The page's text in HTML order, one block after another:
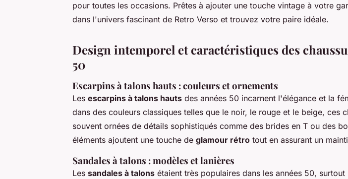
pour toutes les occasions. Prêtes à ajouter une touche vintage à votre
dans l'univers fascinant de Retro Verso et trouvez votre paire idéale.
Design intemporel et caractéristiques des
50
Escarpins à talons hauts : couleurs et ornements
Les escarpins à talons hauts des années 50 incarnent l'élégance et la
dans des couleurs classiques telles que le noir, le rouge et le beige, ces
souvent ornées de détails sophistiqués comme des brides en T ou des
éléments ajoutent une touche de glamour rétro tout en assurant un
Sandales à talons : modèles et lanières
Les sandales à talons étaient très populaires dans les années 50,